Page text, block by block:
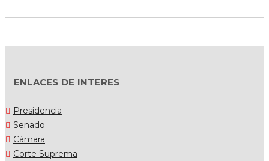
ENLACES DE INTERES
Presidencia
Senado
Cámara
Corte Suprema